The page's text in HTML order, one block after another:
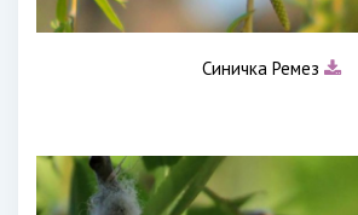
Синичка Ремез